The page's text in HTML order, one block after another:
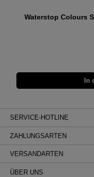
Waterstop Colours
In
SERVICE-HOTLINE
ZAHLUNGSARTEN
VERSANDARTEN
ÜBER UNS